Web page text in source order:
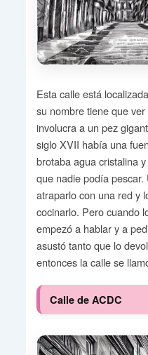
Esta calle está
su nombre tiene que
involucra a un pez
siglo XVII había una
brotaba agua cristalina
que nadie podía
atraparlo con una red y
cocinarlo. Pero cuando
empezó a hablar y a
asustó tanto que lo
entonces la calle se
Calle de ACDC